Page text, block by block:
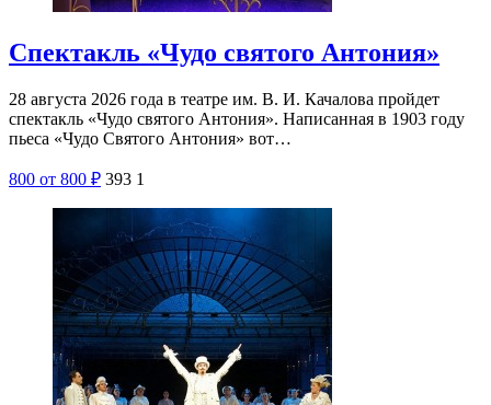
Спектакль «Чудо святого Антония»
28 августа 2026 года в театре им. В. И. Качалова пройдет
спектакль «Чудо святого Антония». Написанная в 1903 году
пьеса «Чудо Святого Антония» вот…
800 от 800 ₽ 393 1